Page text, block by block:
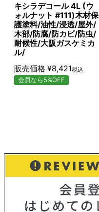
キシラデコール 4L (ウ
ォルナット #111)木材保
護塗料/油性/浸透/屋外/
木部/防腐/防カビ/防虫/
耐候性/大阪ガスケミカ
ル/
販売価格 ¥8,421税込
会員なら5%OFF